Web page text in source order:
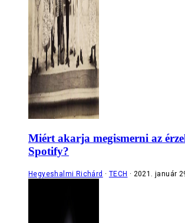
Miért akarja megismerni az
Spotify?
Hegyeshalmi Richárd TECH 2021. január